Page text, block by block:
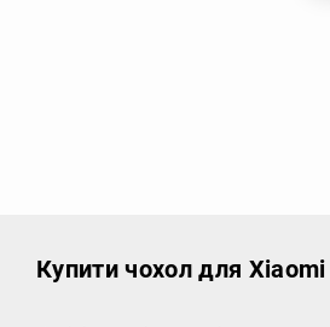
Купити чохол для